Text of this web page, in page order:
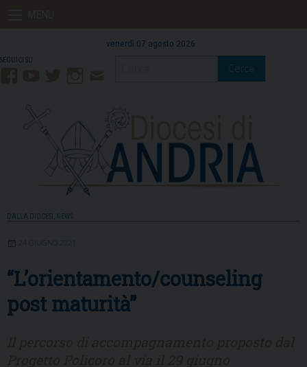
venerdì 07 agosto 2026
Mail
Cerca
DALLA DIOCESI , NEWS
24 GIUGNO 2021
“L’orientamento/counseling
post maturità”